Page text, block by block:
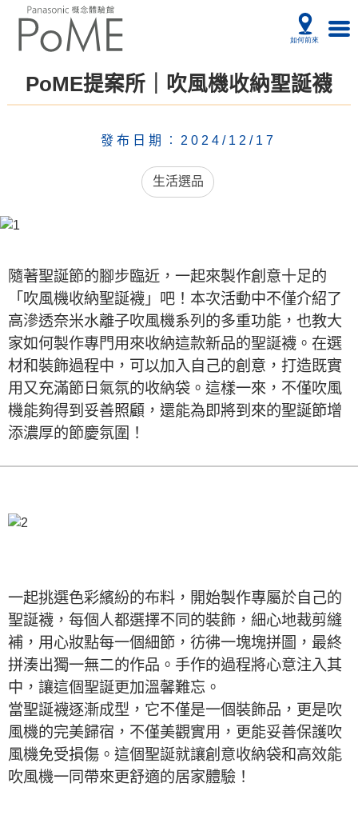
PoME提案所｜吹風機收納聖誕襪
生活選品
發布日期︰2024/12/17
隨著聖誕節的腳步臨近，一起來製作創意十足的
「吹風機收納聖誕襪」吧！本次活動中不僅介紹了
高滲透奈米水離子吹風機系列的多重功能，也教大
家如何製作專門用來收納這款新品的聖誕襪。在選
材和裝飾過程中，可以加入自己的創意，打造既實
用又充滿節日氣氛的收納袋。這樣一來，不僅吹風
機能夠得到妥善照顧，還能為即將到來的聖誕節增
添濃厚的節慶氛圍！
一起挑選色彩繽紛的布料，開始製作專屬於自己的
聖誕襪，每個人都選擇不同的裝飾，細心地裁剪縫
補，用心妝點每一個細節，彷彿一塊塊拼圖，最終
拼湊出獨一無二的作品。手作的過程將心意注入其
中，讓這個聖誕更加溫馨難忘。
當聖誕襪逐漸成型，它不僅是一個裝飾品，更是吹
風機的完美歸宿，不僅美觀實用，更能妥善保護吹
風機免受損傷。這個聖誕就讓創意收納袋和高效能
吹風機一同帶來更舒適的居家體驗！